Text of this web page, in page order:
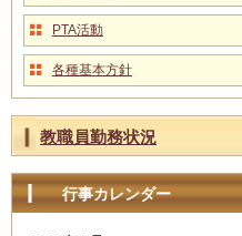
PTA活動
各種基本方針
教職員勤務状況
行事カレンダー